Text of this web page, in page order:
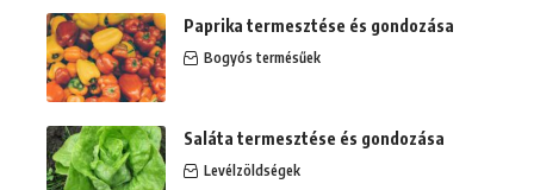
Paprika termesztése és gondozása
Bogyós termésűek
Saláta termesztése és gondozása
Levélzöldségek